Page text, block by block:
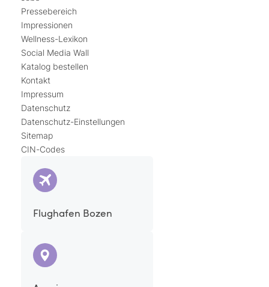
Pressebereich
Impressionen
Wellness-Lexikon
Social Media Wall
Katalog bestellen
Kontakt
Impressum
Datenschutz
Datenschutz-Einstellungen
Sitemap
CIN-Codes
Flughafen Bozen